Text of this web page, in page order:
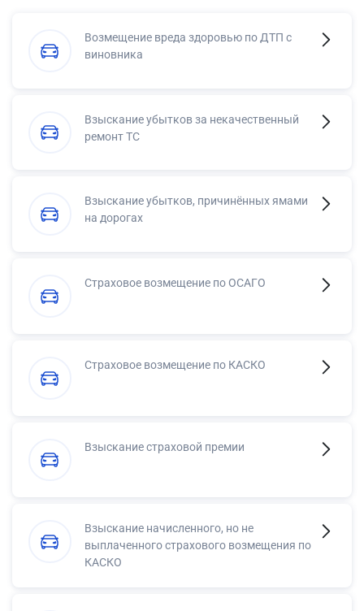
Возмещение вреда здоровью по ДТП с
виновника
Взыскание убытков за некачественный
ремонт ТС
Взыскание убытков, причинённых ямами
на дорогах
Страховое возмещение по ОСАГО
Страховое возмещение по КАСКО
Взыскание страховой премии
Взыскание начисленного, но не
выплаченного страхового возмещения по
КАСКО